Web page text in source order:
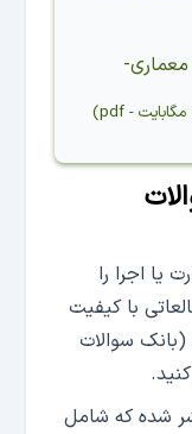
-
pdf
)
یا اجرا را
با کیفیت
سوالات
شده که شامل